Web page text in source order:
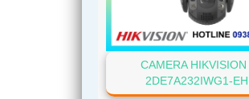
CAMERA HIKVISION
2DE7A232IWG1-